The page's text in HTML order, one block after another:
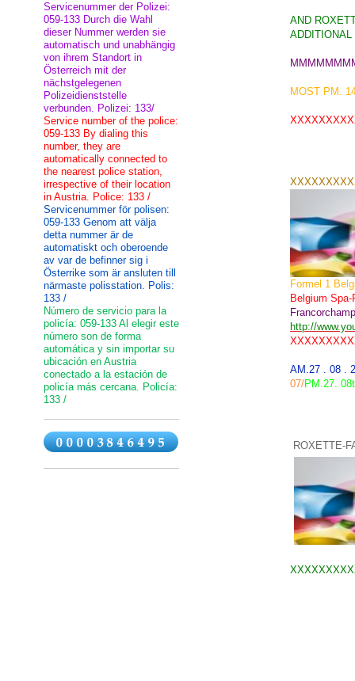
AND
MOST PM.
Formel 1
Belgium
http://
AM.27 . 08 .
07/PM .27.
ROXETTE-
Servicenummer der Polizei:
059-133 Durch die Wahl
dieser Nummer werden sie
automatisch und unabhängig
von ihrem Standort in
Österreich mit der
nächstgelegenen
Polizeidienststelle
verbunden. Polizei: 133/
Service number of the police:
059-133 By dialing this
number, they are
automatically connected to
the nearest police station,
irrespective of their location
in Austria. Police: 133 /
Servicenummer för polisen:
059-133 Genom att välja
detta nummer är de
automatiskt och oberoende
av var de befinner sig i
Österrike som är ansluten till
närmaste polisstation. Polis:
133 /
Número de servicio para la
policía: 059-133 Al elegir este
número son de forma
automática y sin importar su
ubicación en Austria
conectado a la estación de
policía más cercana. Policía:
133 /